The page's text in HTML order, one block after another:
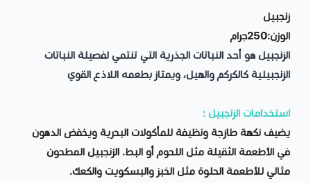
زنجبيل
الوزن:250جرام
الزنجبيل هو أحد النباتات الجذرية التي تنتمي لفصيلة النباتات
الزنجبيلية كالكركم والهيل، ويمتاز بطعمه اللاذع القوي
استخدامات الزنجبيل :
يضيف نكهة طازجة ونظيفة للمأكولات البحرية ويخفض الدهون
في الأطعمة الثقيلة مثل اللحوم أو البط. الزنجبيل المطحون
مثالي للأطعمة الحلوة مثل الخبز والبسكويت والكعك.